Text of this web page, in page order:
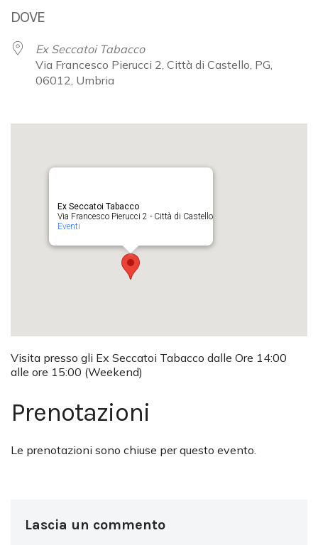
DOVE
Ex Seccatoi Tabacco
Via Francesco Pierucci 2, Città di Castello, PG,
06012, Umbria
Ex Seccatoi Tabacco
Via Francesco Pierucci 2 - Città di Castello
Eventi
Visita presso gli Ex Seccatoi Tabacco dalle Ore 14:00
alle ore 15:00 (Weekend)
Prenotazioni
Le prenotazioni sono chiuse per questo evento.
Lascia un commento